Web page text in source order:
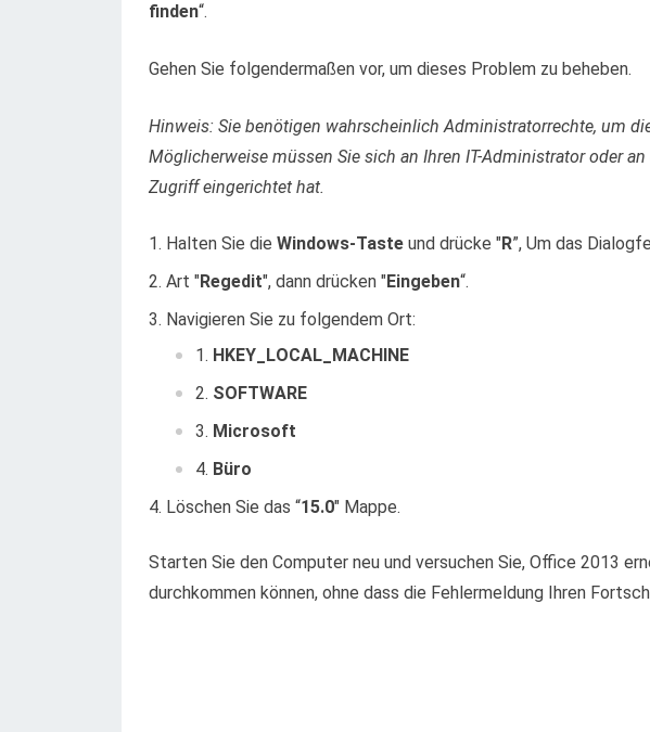
finden“.
Gehen Sie folgendermaßen vor, um dieses Problem zu beheben.
Hinweis: Sie benötigen wahrscheinlich Administratorrechte, um
Möglicherweise müssen Sie sich an Ihren IT-Administrator oder
Zugriff eingerichtet hat.
Halten Sie die Windows-Taste und drücke "R”, Um das
Art "Regedit", dann drücken "Eingeben“.
Navigieren Sie zu folgendem Ort:
HKEY_LOCAL_MACHINE
SOFTWARE
Microsoft
Büro
Löschen Sie das “15.0" Mappe.
Starten Sie den Computer neu und versuchen Sie, Office 2013
durchkommen können, ohne dass die Fehlermeldung Ihren